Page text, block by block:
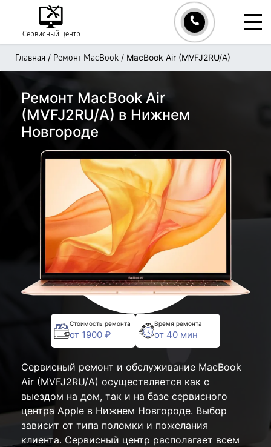
Сервисный центр
Главная / Ремонт MacBook / MacBook Air (MVFJ2RU/A)
Ремонт MacBook Air
(MVFJ2RU/A) в Нижнем
Новгороде
Стоимость ремонта
от 1900 ₽
Время ремонта
от 40 мин
Сервисный ремонт и обслуживание MacBook
Air (MVFJ2RU/A) осуществляется как с
выездом на дом, так и на базе сервисного
центра Apple в Нижнем Новгороде. Выбор
зависит от типа поломки и пожелания
клиента. Сервисный центр располагает всем